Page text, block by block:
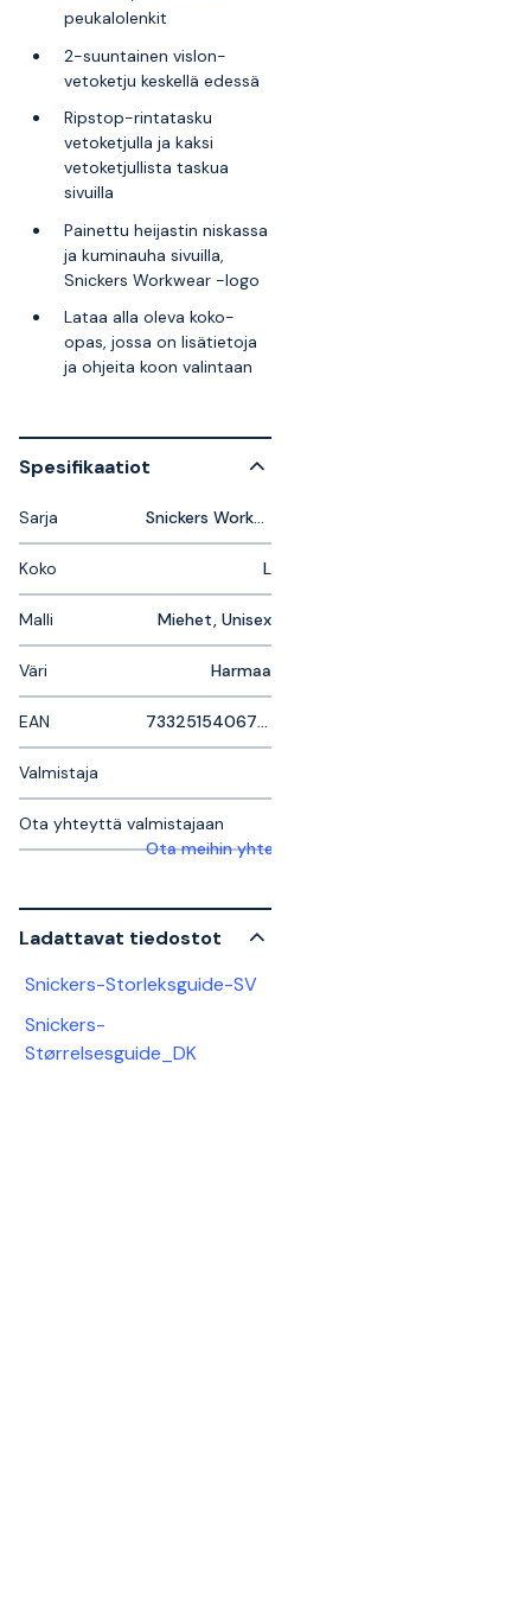
peukalolenkit
2-suuntainen vislon-
vetoketju keskellä edessä
Ripstop-rintatasku
vetoketjulla ja kaksi
vetoketjullista taskua
sivuilla
Painettu heijastin niskassa
ja kuminauha sivuilla,
Snickers Workwear -logo
Lataa alla oleva koko-
opas, jossa on lisätietoja
ja ohjeita koon valintaan
Spesifikaatiot
Sarja Snickers Workwear AllroundWork
Koko L
Malli Miehet, Unisex
Väri Harmaa
EAN 7332515406774
Valmistaja
Ota yhteyttä valmistajaan
Ota meihin yhteyttä saadaksesi lisätietoja
Ladattavat tiedostot
Snickers-Storleksguide-SV
Snickers-
Størrelsesguide_DK